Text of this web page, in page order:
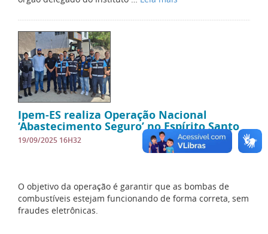
Ipem-ES realiza Operação Nacional
‘Abastecimento Seguro’ no Espírito Santo
19/09/2025 16H32
O objetivo da operação é garantir que as bombas de
combustíveis estejam funcionando de forma correta, sem
fraudes eletrônicas.